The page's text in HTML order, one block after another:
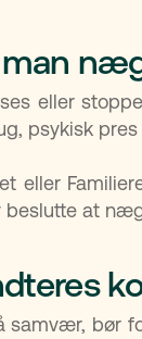
man
eller
psykisk pres
eller
beslutte at
samvær, bør